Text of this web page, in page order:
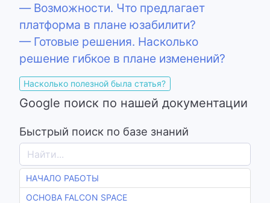
Быстрый поиск по базе знаний
НАЧАЛО РАБОТЫ
ОСНОВА FALCON SPACE
— Возможности. Что предлагает
платформа в плане юзабилити?
— Готовые решения. Насколько
решение гибкое в плане изменений?
Насколько полезной была статья?
Google поиск по нашей документации